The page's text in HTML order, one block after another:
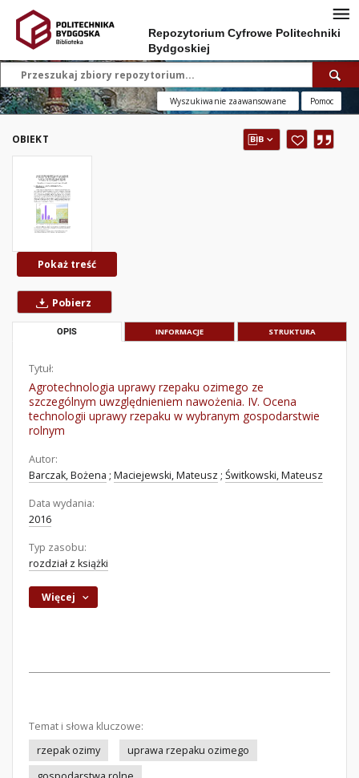
Repozytorium Cyfrowe Politechniki
Bydgoskiej
Wyszukiwanie zaawansowane Pomoc
OBIEKT
Pokaż treść
Pobierz
OPIS INFORMACJE STRUKTURA
Tytuł:
Agrotechnologia uprawy rzepaku ozimego ze
szczególnym uwzględnieniem nawożenia. IV. Ocena
technologii uprawy rzepaku w wybranym gospodarstwie
rolnym
Autor:
Barczak, Bożena ; Maciejewski, Mateusz ; Świtkowski, Mateusz
Data wydania:
2016
Typ zasobu:
rozdział z książki
Więcej
Temat i słowa kluczowe:
rzepak ozimy
uprawa rzepaku ozimego